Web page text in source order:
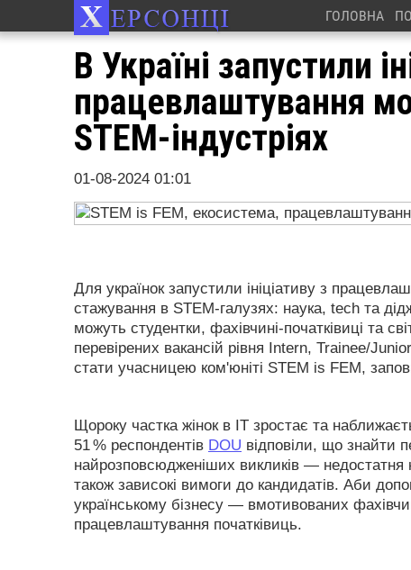
ГОЛОВНА
В Україні запустили
працевлаштування
STEM-індустріях
01-08-2024 01:01
Для українок запустили ініціативу з
стажування в STEM-галузях: наука, tech та
можуть студентки, фахівчині-початківиці та
перевірених вакансій рівня Intern, Trainee/
стати учасницею ком'юніті STEM is FEM,
Щороку частка жінок в IT зростає та
51 % респондентів DOU відповіли, що знайти
найрозповсюдженіших викликів — недостатня
також зависокі вимоги до кандидатів. Аби
українському бізнесу — вмотивованих
працевлаштування початківиць.